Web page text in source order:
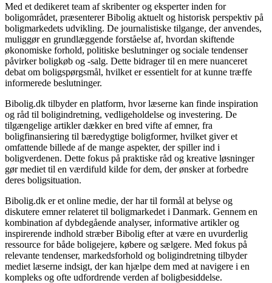
Med et dedikeret team af skribenter og eksperter inden for
boligområdet, præsenterer Bibolig aktuelt og historisk perspektiv på
boligmarkedets udvikling. De journalistiske tilgange, der anvendes,
muliggør en grundlæggende forståelse af, hvordan skiftende
økonomiske forhold, politiske beslutninger og sociale tendenser
påvirker boligkøb og -salg. Dette bidrager til en mere nuanceret
debat om boligspørgsmål, hvilket er essentielt for at kunne træffe
informerede beslutninger.
Bibolig.dk tilbyder en platform, hvor læserne kan finde inspiration
og råd til boligindretning, vedligeholdelse og investering. De
tilgængelige artikler dækker en bred vifte af emner, fra
boligfinansiering til bæredygtige boligformer, hvilket giver et
omfattende billede af de mange aspekter, der spiller ind i
boligverdenen. Dette fokus på praktiske råd og kreative løsninger
gør mediet til en værdifuld kilde for dem, der ønsker at forbedre
deres boligsituation.
Bibolig.dk er et online medie, der har til formål at belyse og
diskutere emner relateret til boligmarkedet i Danmark. Gennem en
kombination af dybdegående analyser, informative artikler og
inspirerende indhold stræber Bibolig efter at være en uvurderlig
ressource for både boligejere, købere og sælgere. Med fokus på
relevante tendenser, markedsforhold og boligindretning tilbyder
mediet læserne indsigt, der kan hjælpe dem med at navigere i en
kompleks og ofte udfordrende verden af boligbesiddelse.